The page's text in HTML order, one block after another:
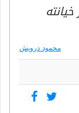
محمود درويش